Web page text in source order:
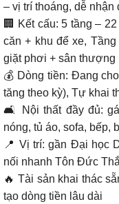
– vị trí thoáng, dễ nhận
🏢 Kết cấu: 5 tầng –
căn + khu để xe,
giặt phơi + sân thượng
💰 Dòng tiền: Đang
tăng theo kỳ), Tự khai
🛋 Nội thất đầy đủ:
nóng, tủ áo, sofa, bếp,
📍 Vị trí: gần Đại học
nối nhanh Tôn Đức
🔥 Tài sản khai thác
tạo dòng tiền lâu dài